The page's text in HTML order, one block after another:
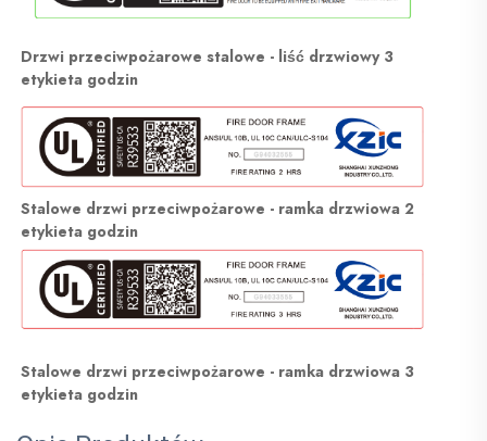
etykieta godzin
Stalowe drzwi przeciwpożarowe - ramka drzwiowa 2
etykieta godzin
etykieta godzin